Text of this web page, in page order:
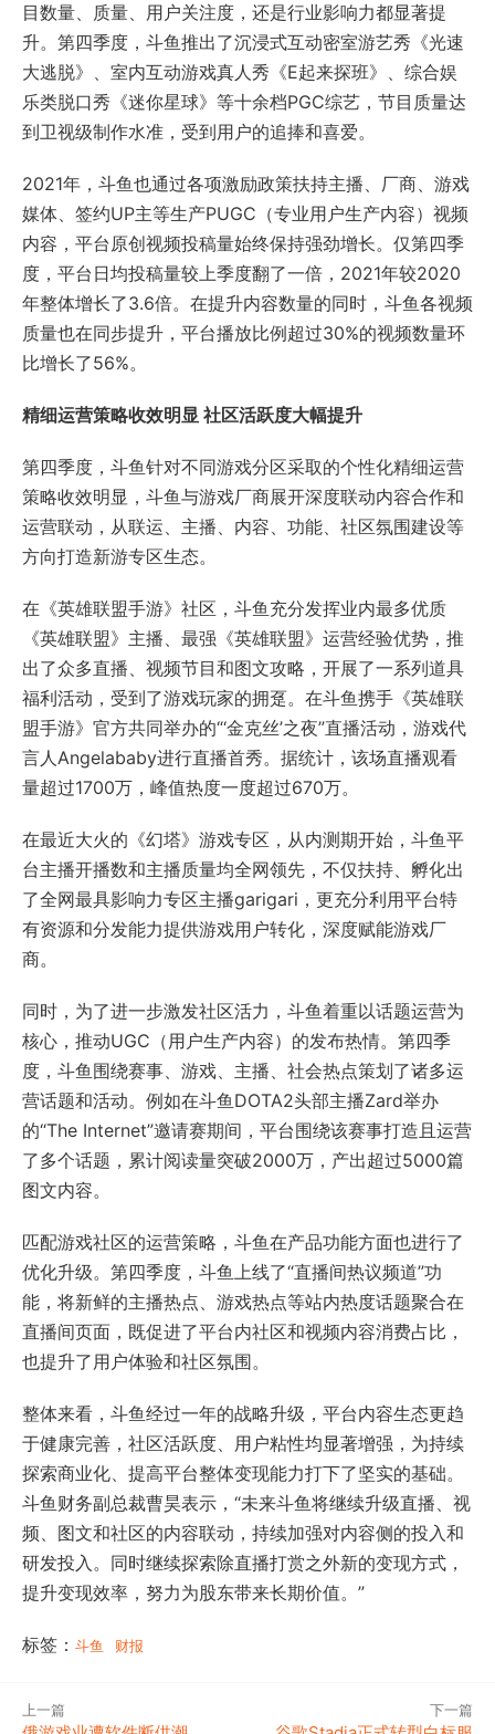
目数量、质量、用户关注度，还是行业影响力都显著提
升。第四季度，斗鱼推出了沉浸式互动密室游艺秀《光速
大逃脱》、室内互动游戏真人秀《E起来探班》、综合娱
乐类脱口秀《迷你星球》等十余档PGC综艺，节目质量达
到卫视级制作水准，受到用户的追捧和喜爱。
2021年，斗鱼也通过各项激励政策扶持主播、厂商、游戏
媒体、签约UP主等生产PUGC（专业用户生产内容）视频
内容，平台原创视频投稿量始终保持强劲增长。仅第四季
度，平台日均投稿量较上季度翻了一倍，2021年较2020
年整体增长了3.6倍。在提升内容数量的同时，斗鱼各视频
质量也在同步提升，平台播放比例超过30%的视频数量环
比增长了56%。
精细运营策略收效明显 社区活跃度大幅提升
第四季度，斗鱼针对不同游戏分区采取的个性化精细运营
策略收效明显，斗鱼与游戏厂商展开深度联动内容合作和
运营联动，从联运、主播、内容、功能、社区氛围建设等
方向打造新游专区生态。
在《英雄联盟手游》社区，斗鱼充分发挥业内最多优质
《英雄联盟》主播、最强《英雄联盟》运营经验优势，推
出了众多直播、视频节目和图文攻略，开展了一系列道具
福利活动，受到了游戏玩家的拥趸。在斗鱼携手《英雄联
盟手游》官方共同举办的“‘金克丝’之夜”直播活动，游戏代
言人Angelababy进行直播首秀。据统计，该场直播观看
量超过1700万，峰值热度一度超过670万。
在最近大火的《幻塔》游戏专区，从内测期开始，斗鱼平
台主播开播数和主播质量均全网领先，不仅扶持、孵化出
了全网最具影响力专区主播garigari，更充分利用平台特
有资源和分发能力提供游戏用户转化，深度赋能游戏厂
商。
同时，为了进一步激发社区活力，斗鱼着重以话题运营为
核心，推动UGC（用户生产内容）的发布热情。第四季
度，斗鱼围绕赛事、游戏、主播、社会热点策划了诸多运
营话题和活动。例如在斗鱼DOTA2头部主播Zard举办
的“The Internet”邀请赛期间，平台围绕该赛事打造且运营
了多个话题，累计阅读量突破2000万，产出超过5000篇
图文内容。
匹配游戏社区的运营策略，斗鱼在产品功能方面也进行了
优化升级。第四季度，斗鱼上线了“直播间热议频道”功
能，将新鲜的主播热点、游戏热点等站内热度话题聚合在
直播间页面，既促进了平台内社区和视频内容消费占比，
也提升了用户体验和社区氛围。
整体来看，斗鱼经过一年的战略升级，平台内容生态更趋
于健康完善，社区活跃度、用户粘性均显著增强，为持续
探索商业化、提高平台整体变现能力打下了坚实的基础。
斗鱼财务副总裁曹昊表示，“未来斗鱼将继续升级直播、视
频、图文和社区的内容联动，持续加强对内容侧的投入和
研发投入。同时继续探索除直播打赏之外新的变现方式，
提升变现效率，努力为股东带来长期价值。”
标签： 斗鱼 财报
上一篇 下一篇